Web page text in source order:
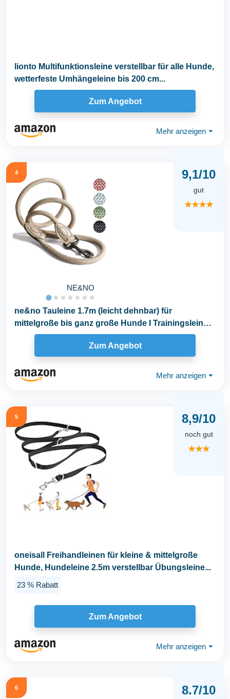
lionto Multifunktionsleine verstellbar für alle Hunde,
wetterfeste Umhängeleine bis 200 cm...
Zum Angebot
Mehr anzeigen ⏷
4
NE&NO
9,1/10
gut
★★★★
ne&no Tauleine 1.7m (leicht dehnbar) für
mittelgroße bis ganz große Hunde I Trainingsleine
Zum Angebot
Mehr anzeigen ⏷
5 8,9/10
noch gut
★★★
oneisall Freihandleinen für kleine & mittelgroße
Hunde, Hundeleine 2.5m verstellbar Übungsleine...
23 % Rabatt
Zum Angebot
Mehr anzeigen ⏷
6 8.7/10